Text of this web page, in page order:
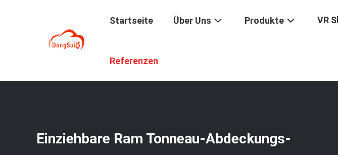
Startseite Über Uns Produkte VR
Referenzen
Einziehbare Ram Tonneau-Abdeckungs-